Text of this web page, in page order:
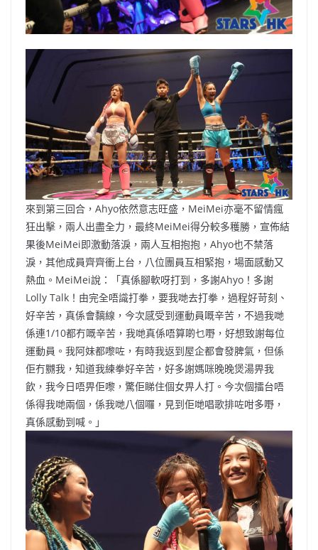
來到第三回合，Ahyo依然意志旺盛，MeiMei亦毫不留情瘋
狂出擊，兩人出盡全力，最終MeiMei得分較多穫勝，宣佈結
果後MeiMei即激動落淚，兩人互相抱抱，Ahyo也不禁落
淚，其他成員齊齊衝上台，八位團員互相緊抱，場面感動又
熱血。MeiMei說：「真係腳軟呀打到，多謝Ahyo！多謝
Lolly Talk！由完全唔識打拳，要我哋去打拳，過程好苛刻、
好辛苦，真係會黐線，今次感受到運動員嘅辛苦，不過我哋
係連1/10都冇嘅辛苦，我哋真係唔算啲乜嘢，好想致謝每位
運動員。我阿妹都嚟咗，有時我返到屋企都會發脾氣，但係
佢冇嬲我，知道我練拳好辛苦，好多謝媽咪晚晚煲湯畀我
飲，我今日唔畀佢嚟，驚佢睇住個女畀人打。今次個擂台唔
係得我哋兩個，係我哋八個囉，見到佢哋唱歌排咗咁多嘢，
真係感動到喊。」